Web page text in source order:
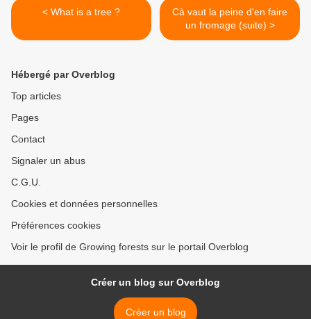
< What is a tree ?
Cà vaut la peine d'en faire
un fromage (suite) >
Hébergé par Overblog
Top articles
Pages
Contact
Signaler un abus
C.G.U.
Cookies et données personnelles
Préférences cookies
Voir le profil de Growing forests sur le portail Overblog
Créer un blog sur Overblog
Créer un blog